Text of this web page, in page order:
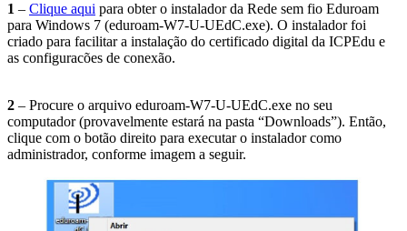
1 – Clique aqui para obter o instalador da Rede sem fio Eduroam
para Windows 7 (eduroam-W7-U-UEdC.exe). O instalador foi
criado para facilitar a instalação do certificado digital da ICPEdu e
as configuracões de conexão.
2 – Procure o arquivo eduroam-W7-U-UEdC.exe no seu
computador (provavelmente estará na pasta “Downloads”). Então,
clique com o botão direito para executar o instalador como
administrador, conforme imagem a seguir.